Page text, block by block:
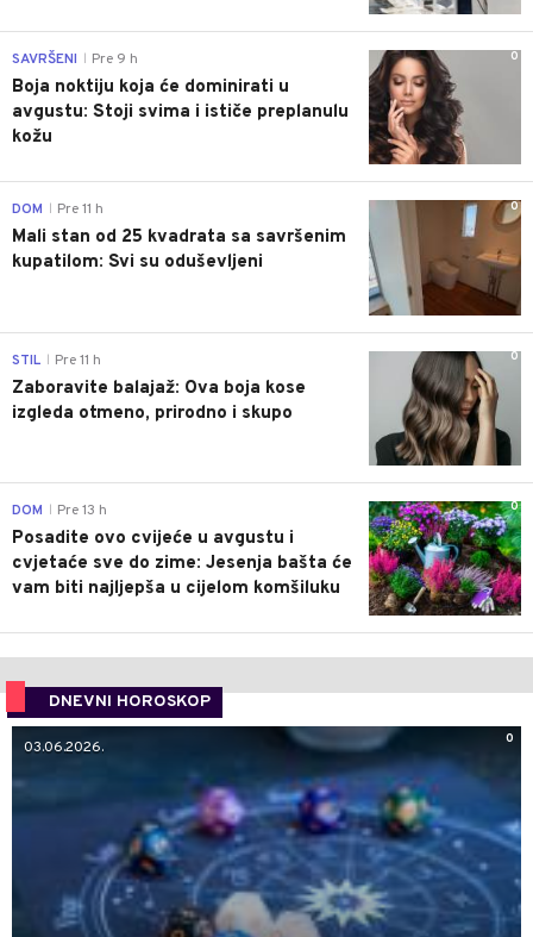
0
SAVRŠENI Pre 9 h
Boja noktiju koja će dominirati u
avgustu: Stoji svima i ističe preplanulu
kožu
0
DOM Pre 11 h
Mali stan od 25 kvadrata sa savršenim
kupatilom: Svi su oduševljeni
0
STIL Pre 11 h
Zaboravite balajaž: Ova boja kose
izgleda otmeno, prirodno i skupo
0
DOM Pre 13 h
Posadite ovo cvijeće u avgustu i
cvjetaće sve do zime: Jesenja bašta će
vam biti najljepša u cijelom komšiluku
DNEVNI HOROSKOP
0
03.06.2026.